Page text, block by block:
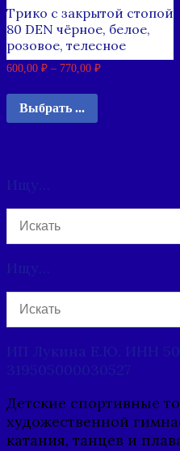
Трико с закрытой стопой
80 DEN чёрное, белое,
розовое, телесное
600,00 ₽ – 770,00 ₽
Выбрать ...
Ищу…
Ищу…
ИП Лукина Е.Ю. ИНН
319505000030527
Детские спортивные
художественной
катания, танцев и